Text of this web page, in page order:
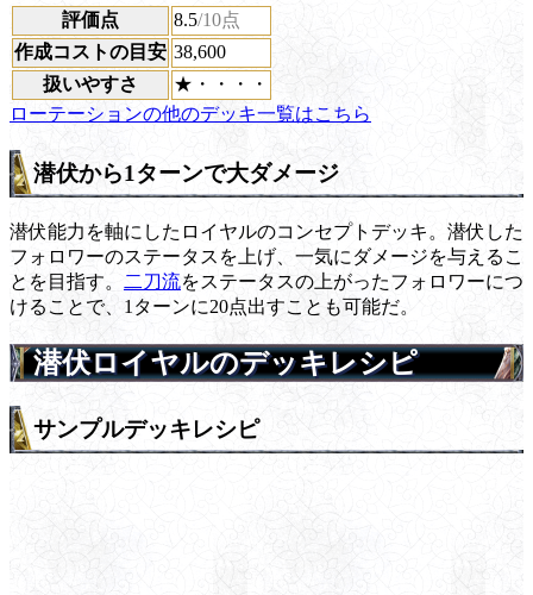
評価点 8.5/10点
作成コストの目安 38,600
扱いやすさ
★・・・・
ローテーションの他のデッキ一覧はこちら
潜伏から1ターンで大ダメージ
潜伏能力を軸にしたロイヤルのコンセプトデッキ。潜伏した
フォロワーのステータスを上げ、一気にダメージを与えるこ
とを目指す。
二刀流をステータスの上がったフォロワーにつ
けることで、1ターンに20点出すことも可能だ。
潜伏ロイヤルのデッキレシピ
サンプルデッキレシピ